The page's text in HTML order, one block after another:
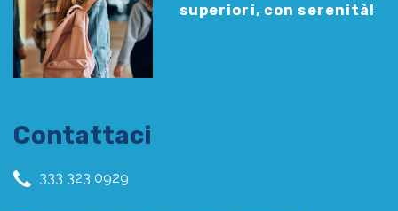
superiori, con serenità!
Contattaci
333 323 0929